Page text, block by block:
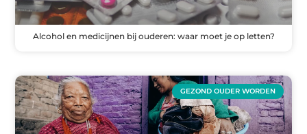
Alcohol en medicijnen bij ouderen: waar moet je op letten?
GEZOND OUDER WORDEN